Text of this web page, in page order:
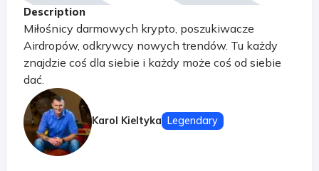
Description
Miłośnicy darmowych krypto, poszukiwacze
Airdropów, odkrywcy nowych trendów. Tu każdy
znajdzie coś dla siebie i każdy może coś od siebie
dać.
Karol Kieltyka Legendary